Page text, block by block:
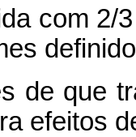
com 2/
de que
efeitos